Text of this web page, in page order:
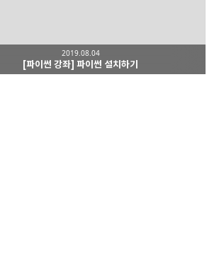
[파이썬 강좌] 파이썬 설치하기
2019.08.04